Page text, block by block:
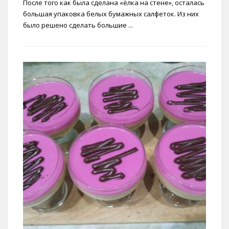
После того как была сделана «ёлка на стене», осталась
большая упаковка белых бумажных салфеток. Из них
было решено сделать большие ...